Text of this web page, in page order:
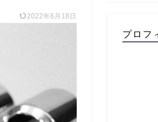
2022年6月18日
プロフ